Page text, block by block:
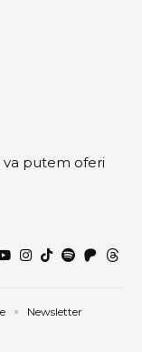
putem oferi
Newsletter